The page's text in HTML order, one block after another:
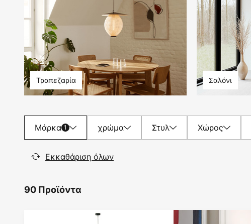
Τραπεζαρία Σαλόνι
Μάρκα 1 χρώμα Στυλ Χώρος
Εκκαθάριση όλων
90 Προϊόντα